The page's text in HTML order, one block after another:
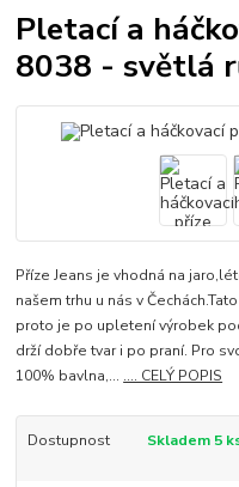
Pletací a
8038 - světlá
Příze Jeans je vhodná na
našem trhu u nás v
proto je po upletení výrobek
drží dobře tvar i po praní. Pro
100% bavlna,... .... CELÝ POPIS
Dostupnost Skladem 5